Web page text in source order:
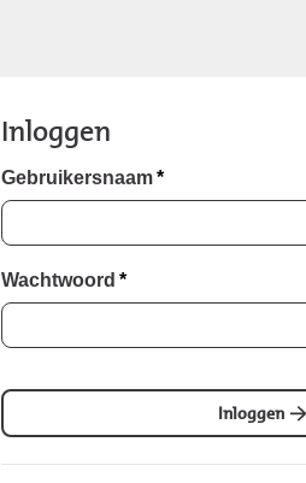
Inloggen
Gebruikersnaam *
Wachtwoord *
Inloggen